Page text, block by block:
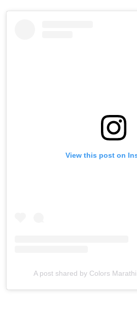
View this post on
A post shared by Colors